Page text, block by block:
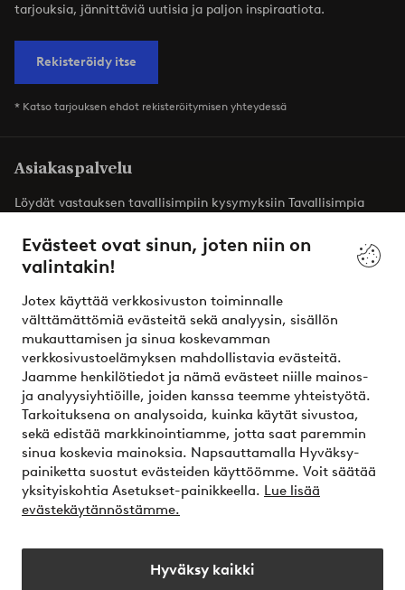
Evästeet ovat sinun, joten niin on
valintakin!
Jotex käyttää verkkosivuston toiminnalle
välttämättömiä evästeitä sekä analyysin, sisällön
mukauttamisen ja sinua koskevamman
verkkosivustoelämyksen mahdollistavia evästeitä.
Jaamme henkilötiedot ja nämä evästeet niille mainos-
ja analyysiyhtiöille, joiden kanssa teemme yhteistyötä.
Tarkoituksena on analysoida, kuinka käytät sivustoa,
sekä edistää markkinointiamme, jotta saat paremmin
sinua koskevia mainoksia. Napsauttamalla Hyväksy-
painiketta suostut evästeiden käyttöömme. Voit säätää
yksityiskohtia Asetukset-painikkeella. Lue lisää
evästekäytännöstämme.
Hyväksy kaikki
tarjouksia, jännittäviä uutisia ja paljon inspiraatiota.
Rekisteröidy itse
* Katso tarjouksen ehdot rekisteröitymisen yhteydessä
Asiakaspalvelu
Löydät vastauksen tavallisimpiin kysymyksiin Tavallisimpia
Asiakaspalvelu
Omat sivut
Tietoa Jotexista
Palvelumme
Ehdot
Ystävät